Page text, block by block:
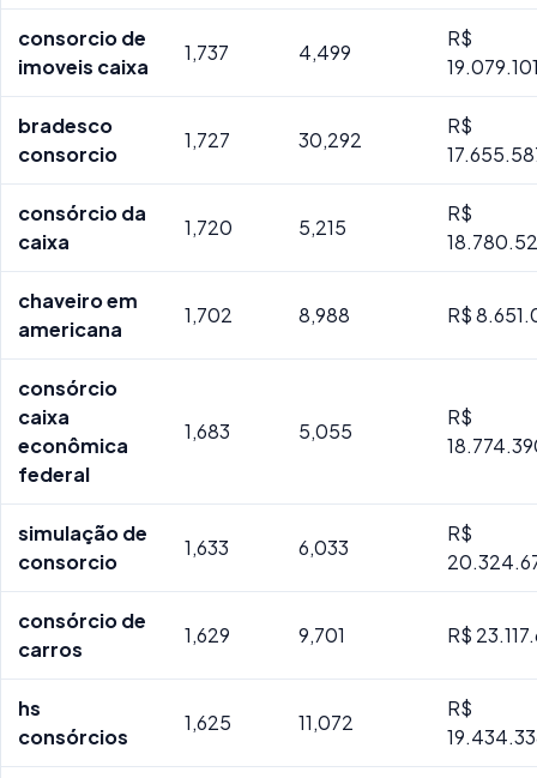
consorcio de
imoveis caixa
1,737 4,499
R$
bradesco
consorcio
1,727 30,292
R$
consórcio da
caixa
1,720 5,215
R$
chaveiro em
americana
1,702 8,988 R$
consórcio
caixa
econômica
federal
1,683 5,055
R$
simulação de
consorcio
1,633 6,033
R$
consórcio de
carros
1,629 9,701 R$
hs
consórcios
1,625 11,072
R$